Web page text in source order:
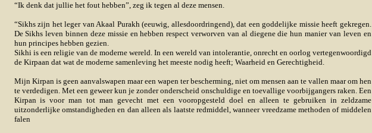
“Ik denk dat jullie het fout hebben”, zeg ik tegen al deze mensen.
“Sikhs zijn het leger van Akaal Purakh (eeuwig, allesdoordringend), dat een goddelijke missie heeft gekregen.
De Sikhs leven binnen deze missie en hebben respect verworven van al diegene die hun manier van leven en
hun principes hebben gezien.
Sikhi is een religie van de moderne wereld. In een wereld van intolerantie, onrecht en oorlog vertegenwoordigd
de Kirpaan dat wat de moderne samenleving het meeste nodig heeft; Waarheid en Gerechtigheid.
Mijn Kirpan is geen aanvalswapen maar een wapen ter bescherming, niet om mensen aan te vallen maar om hen
te verdedigen. Met een geweer kun je zonder onderscheid onschuldige en toevallige voorbijgangers raken. Een
Kirpan is voor man tot man gevecht met een vooropgesteld doel en alleen te gebruiken in zeldzame
uitzonderlijke omstandigheden en dan alleen als laatste redmiddel, wanneer vreedzame methoden of middelen
falen